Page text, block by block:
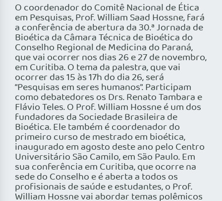
O coordenador do Comitê Nacional de Ética
em Pesquisas, Prof. William Saad Hossne, fará
a conferência de abertura da 30.ª Jornada de
Bioética da Câmara Técnica de Bioética do
Conselho Regional de Medicina do Paraná,
que vai ocorrer nos dias 26 e 27 de novembro,
em Curitiba. O tema da palestra, que vai
ocorrer das 15 às 17h do dia 26, será
“Pesquisas em seres humanos”. Participam
como debatedores os Drs. Renato Tambara e
Flávio Teles. O Prof. William Hossne é um dos
fundadores da Sociedade Brasileira de
Bioética. Ele também é coordenador do
primeiro curso de mestrado em bioética,
inaugurado em agosto deste ano pelo Centro
Universitário São Camilo, em São Paulo. Em
sua conferência em Curitiba, que ocorre na
sede do Conselho e é aberta a todos os
profisionais de saúde e estudantes, o Prof.
William Hossne vai abordar temas polêmicos